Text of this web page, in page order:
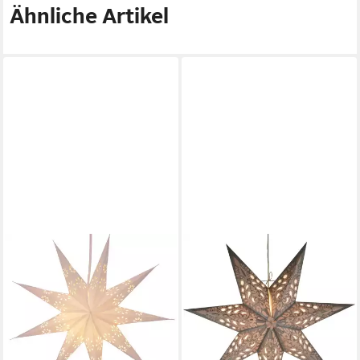
Ähnliche Artikel